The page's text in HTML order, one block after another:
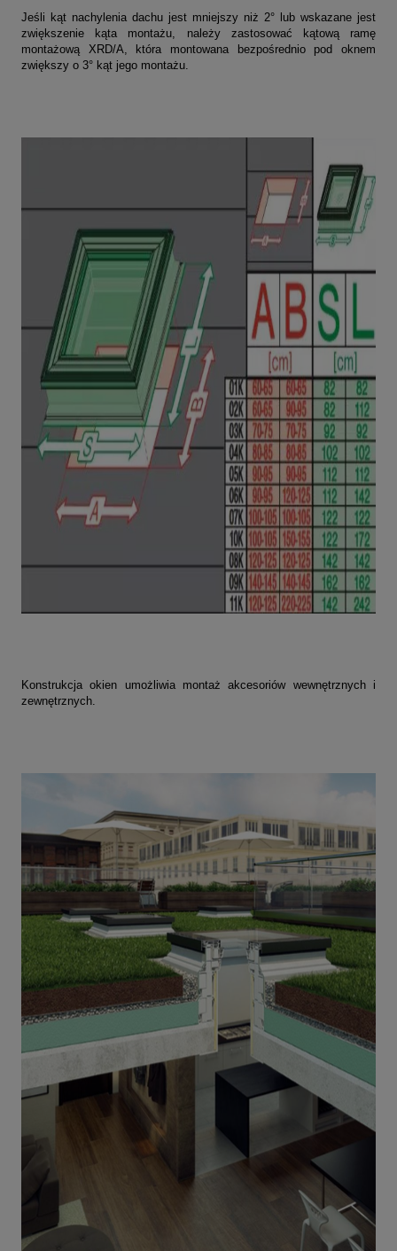
Jeśli kąt nachylenia dachu jest mniejszy niż 2° lub wskazane jest
zwiększenie kąta montażu, należy zastosować kątową ramę
montażową XRD/A, która montowana bezpośrednio pod oknem
zwiększy o 3° kąt jego montażu.
Konstrukcja okien umożliwia montaż akcesoriów wewnętrznych i
zewnętrznych.